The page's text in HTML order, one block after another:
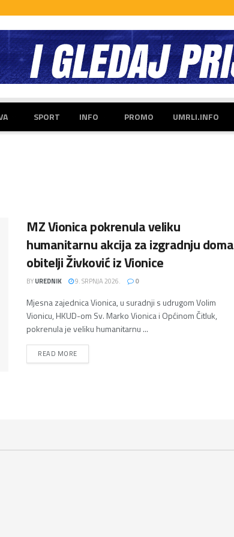
SPORT INFO PROMO UMRLI.INFO
MZ Vionica pokrenula veliku
humanitarnu akcija za izgradnju doma
obitelji Živković iz Vionice
BYUREDNIK 9. SRPNJA 2026. 0
Mjesna zajednica Vionica, u suradnji s udrugom Volim
Vionicu, HKUD-om Sv. Marko Vionica i Općinom Čitluk,
pokrenula je veliku humanitarnu ...
READ MOREDETAILS